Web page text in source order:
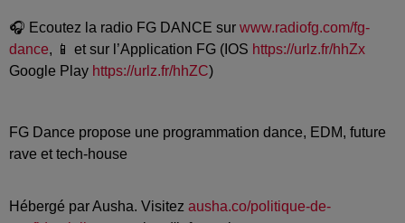
🎧 Ecoutez la radio FG DANCE sur www.radiofg.com/fg-
dance, 📱 et sur l’Application FG (IOS https://urlz.fr/hhZx
Google Play https://urlz.fr/hhZC)
FG Dance propose une programmation dance, EDM, future
rave et tech-house
Hébergé par Ausha. Visitez ausha.co/politique-de-